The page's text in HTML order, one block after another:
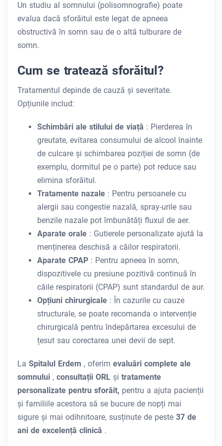
Un studiu al somnului (polisomnografie) poate
evalua dacă sforăitul este legat de apneea
obstructivă în somn sau de o altă tulburare de
somn.
Cum se tratează sforăitul?
Tratamentul depinde de cauză și severitate.
Opțiunile includ:
Schimbări ale stilului de viață : Pierderea în
greutate, evitarea consumului de alcool înainte
de culcare și schimbarea poziției de somn (de
exemplu, dormitul pe o parte) pot reduce sau
elimina sforăitul.
Tratamente nazale : Pentru persoanele cu
alergii sau congestie nazală, spray-urile sau
benzile nazale pot îmbunătăți fluxul de aer.
Aparate orale : Gutierele personalizate ajută la
menținerea deschisă a căilor respiratorii.
Aparate CPAP : Pentru apneea în somn,
dispozitivele cu presiune pozitivă continuă în
căile respiratorii (CPAP) sunt standardul de aur.
Opțiuni chirurgicale : În cazurile cu cauze
structurale, se poate recomanda o intervenție
chirurgicală pentru îndepărtarea excesului de
țesut sau corectarea unei devii de sept.
La Spitalul Erdem , oferim evaluări complete ale
somnului , consultații ORL și tratamente
personalizate pentru sforăit, pentru a ajuta pacienții
și familiile acestora să se bucure de nopți mai
sigure și mai odihnitoare, susținute de peste 37 de
ani de excelență clinică .